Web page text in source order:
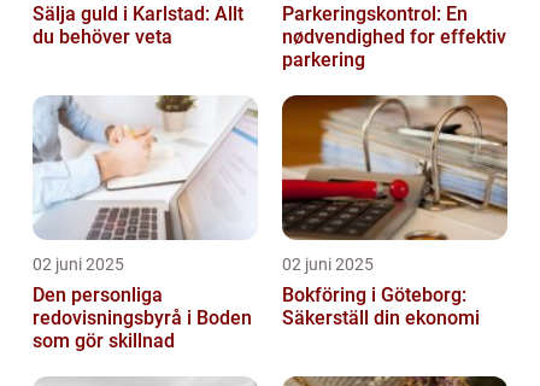
Sälja guld i Karlstad: Allt
du behöver veta
Parkeringskontrol: En
nødvendighed for effektiv
parkering
02 juni 2025
Den personliga
redovisningsbyrå i Boden
som gör skillnad
02 juni 2025
Bokföring i Göteborg:
Säkerställ din ekonomi